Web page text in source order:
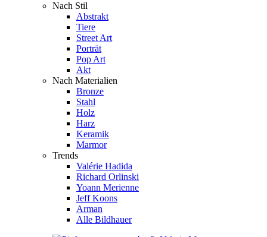
Nach Stil
Abstrakt
Tiere
Street Art
Porträt
Pop Art
Akt
Nach Materialien
Bronze
Stahl
Holz
Harz
Keramik
Marmor
Trends
Valérie Hadida
Richard Orlinski
Yoann Merienne
Jeff Koons
Arman
Alle Bildhauer